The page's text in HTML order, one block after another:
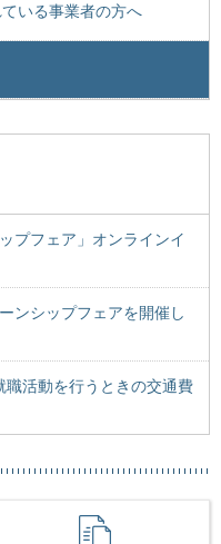
いる事業者の方へ
プフェア」オンラインイ
ンシップフェアを開催し
職活動を行うときの交通費